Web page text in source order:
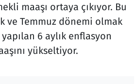
maaşı ortaya çıkıyor. Bu
ve Temmuz dönemi olmak
6 aylık enflasyon
yükseltiyor.